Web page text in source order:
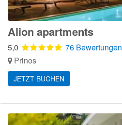
Alion apartments
5,0
76 Bewertungen
Prinos
JETZT BUCHEN